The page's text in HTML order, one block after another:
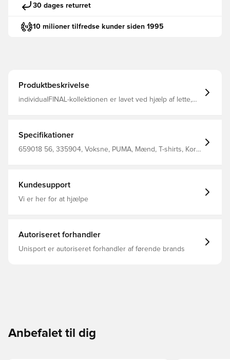
30 dages returret
10 milioner tilfredse kunder siden 1995
Produktbeskrivelse
individualFINAL-kollektionen er lavet ved hjælp af lette,
Specifikationer
659018 56, 335904, Voksne, PUMA, Mænd, T-shirts, Kort
Kundesupport
Vi er her for at hjælpe
Autoriseret forhandler
Unisport er autoriseret forhandler af førende brands
Anbefalet til dig